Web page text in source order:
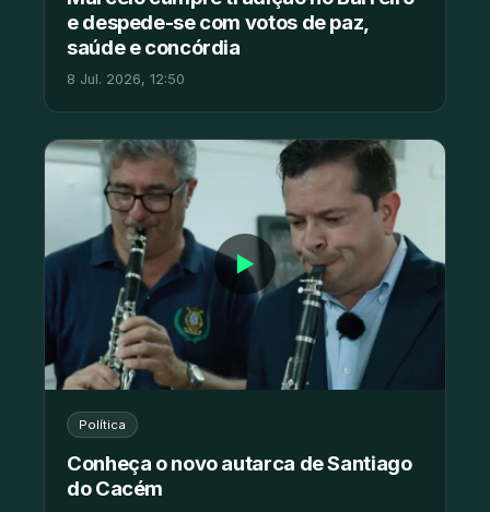
e despede-se com votos de paz,
saúde e concórdia
8 Jul. 2026, 12:50
▶
Política
Conheça o novo autarca de Santiago
do Cacém